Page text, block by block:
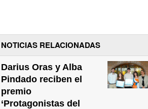
NOTICIAS RELACIONADAS
Darius Oras y Alba
Pindado reciben el
premio
‘Protagonistas del